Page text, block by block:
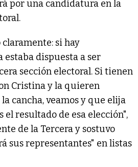
por una candidatura en la
si hay
estaba dispuesta a ser
sección electoral. Si tienen
Cristina y la quieren
cancha, veamos y que elija
el resultado de esa elección",
de la Tercera y sostuvo
sus representantes" en listas